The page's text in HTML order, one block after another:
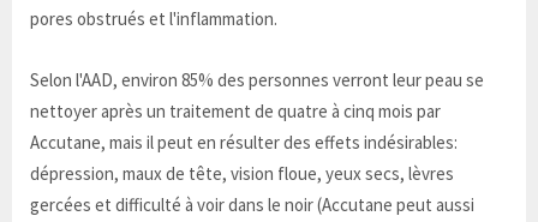
pores obstrués et l'inflammation.
Selon l'AAD, environ 85% des personnes verront leur peau se
nettoyer après un traitement de quatre à cinq mois par
Accutane, mais il peut en résulter des effets indésirables:
dépression, maux de tête, vision floue, yeux secs, lèvres
gercées et difficulté à voir dans le noir (Accutane peut aussi